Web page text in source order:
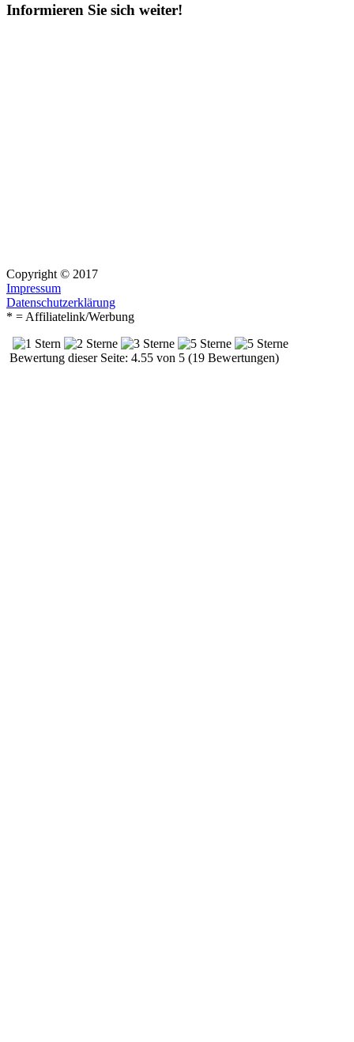
Informieren Sie sich weiter!
Copyright © 2017
Impressum
Datenschutzerklärung
* = Affiliatelink/Werbung
Bewertung dieser Seite: 4.55 von 5 (19 Bewertungen)